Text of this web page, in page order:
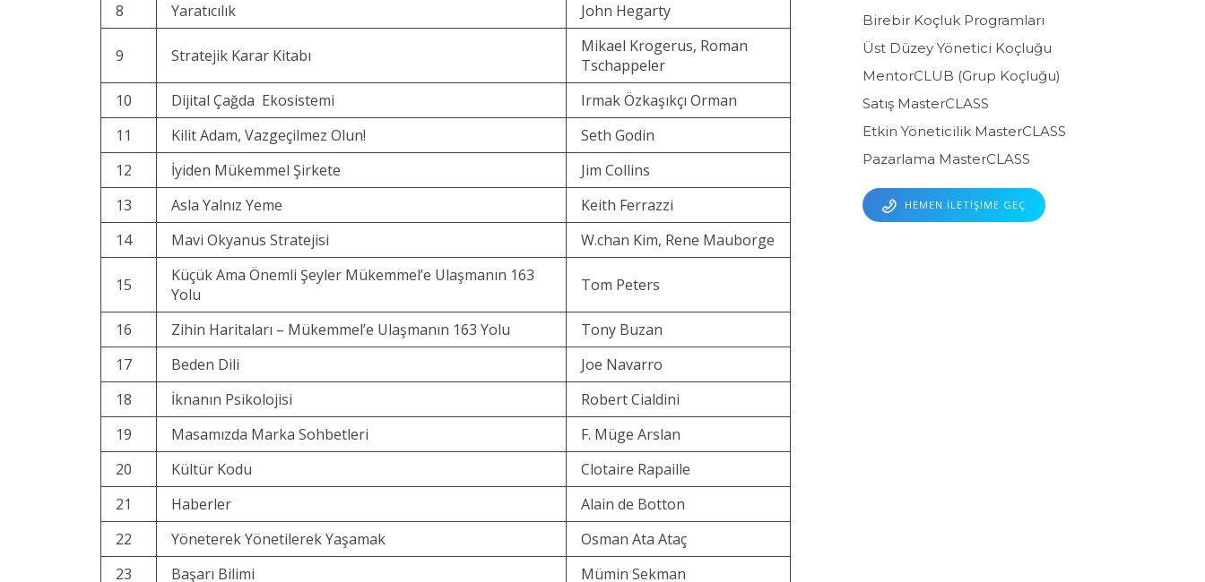
8
Yaratıcılık John Hegarty
9 Stratejik Karar Kitabı
Mikael Krogerus, Roman
Tschappeler
10
Dijital Çağda Ekosistemi
Irmak Özkaşıkçı Orman
11
Kilit Adam, Vazgeçilmez Olun!
Seth Godin
12
İyiden Mükemmel Şirkete
Jim Collins
13
Asla Yalnız Yeme
Keith Ferrazzi
14
Mavi Okyanus Stratejisi W.chan Kim, Rene Mauborge
15
Küçük Ama Önemli Şeyler Mükemmel’e Ulaşmanın 163
Yolu
Tom Peters
16 Zihin Haritaları – Mükemmel’e Ulaşmanın 163 Yolu
Tony Buzan
17
Beden Dili
Joe Navarro
18
İknanın Psikolojisi
Robert Cialdini
19
Masamızda Marka Sohbetleri
F. Müge Arslan
20
Kültür Kodu
Clotaire Rapaille
21
Haberler
Alain de Botton
22
Yöneterek Yönetilerek Yaşamak
Osman Ata Ataç
23
Başarı Bilimi
Mümin Sekman
Birebir Koçluk Programları
Üst Düzey Yönetici Koçluğu
MentorCLUB (Grup Koçluğu)
Satış MasterCLASS
Etkin Yöneticilik MasterCLASS
Pazarlama MasterCLASS
HEMEN İLETIŞIME GEÇ